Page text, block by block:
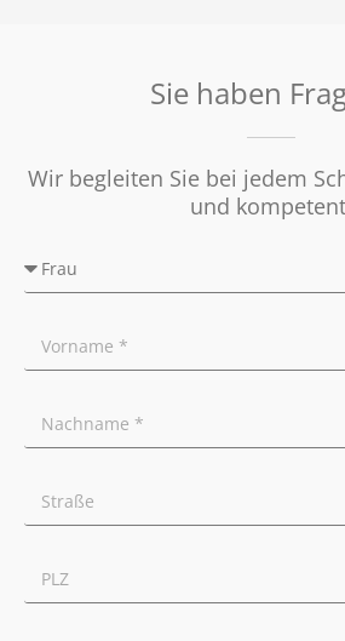
Sie haben
Wir begleiten Sie bei jedem
und